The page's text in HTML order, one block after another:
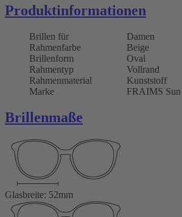
Produktinformationen
Brillen für
Damen
Rahmenfarbe
Beige
Brillenform
Oval
Rahmentyp
Vollrand
Rahmenmaterial
Kunststoff
Marke
FRAIMS Sun
Brillenmaße
Glasbreite: 52mm